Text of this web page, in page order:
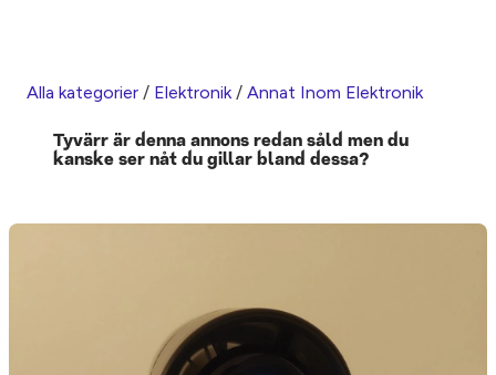
Alla kategorier / Elektronik/ Annat Inom Elektronik
Tyvärr är denna annons redan såld men du
kanske ser nåt du gillar bland dessa?